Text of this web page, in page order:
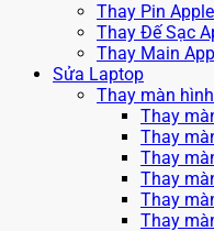
Thay Pin
Thay Đế Sạc
Thay Main
Sửa Laptop
Thay màn
Thay
Thay
Thay
Thay
Thay
Thay